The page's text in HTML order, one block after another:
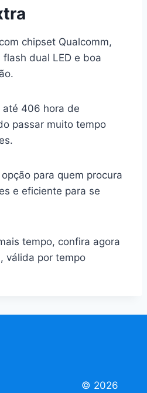
chipset Qualcomm,
dual LED e boa
até 406 hora de
passar muito tempo
para quem procura
e eficiente para se
tempo, confira agora
válida por tempo
© 2026